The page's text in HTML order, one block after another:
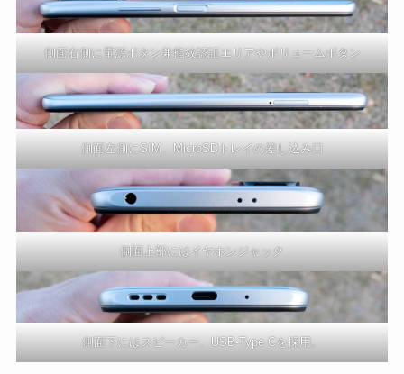
側面右側に電源ボタン兼指紋認証エリアやボリュームボタン
側面左側にSIM、MicroSDトレイの差し込み口
側面上部にはイヤホンジャック
側面下にはスピーカー、USB-Type Cを採用。